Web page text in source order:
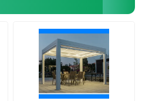
de aluminiumauto